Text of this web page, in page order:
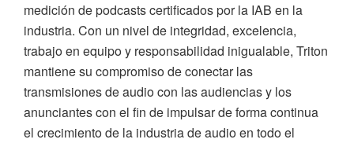
medición de podcasts certificados por la IAB en la
industria. Con un nivel de integridad, excelencia,
trabajo en equipo y responsabilidad inigualable, Triton
mantiene su compromiso de conectar las
transmisiones de audio con las audiencias y los
anunciantes con el fin de impulsar de forma continua
el crecimiento de la industria de audio en todo el